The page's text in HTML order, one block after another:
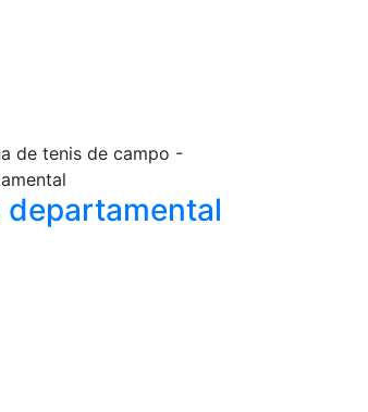
departamental